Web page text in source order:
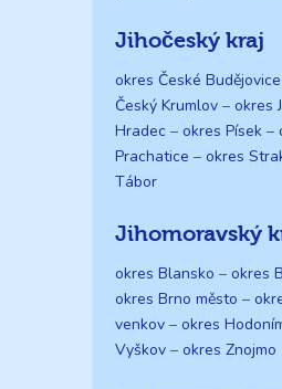
Jihočeský kraj
okres České Budějovice
Český Krumlov – okres
Hradec – okres Písek –
Prachatice – okres
Tábor
Jihomoravský
okres Blansko – okres
okres Brno město –
venkov – okres
Vyškov – okres Znojmo